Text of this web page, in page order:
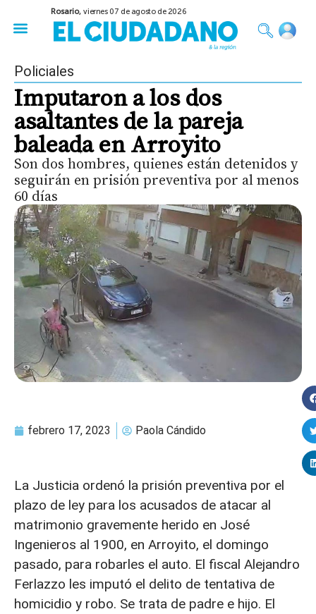
Rosario,viernes 07 de agosto de 2026
Policiales
Imputaron a los dos
asaltantes de la pareja
baleada en Arroyito
Son dos hombres, quienes están detenidos y
seguirán en prisión preventiva por al menos
60 días
febrero 17, 2023 Paola Cándido
La Justicia ordenó la prisión preventiva por el
plazo de ley para los acusados de atacar al
matrimonio gravemente herido en José
Ingenieros al 1900, en Arroyito, el domingo
pasado, para robarles el auto. El fiscal Alejandro
Ferlazzo les imputó el delito de tentativa de
homicidio y robo. Se trata de padre e hijo. El